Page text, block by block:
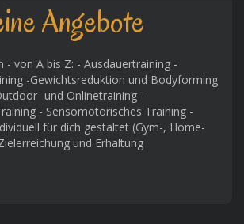
Angebote
- von A bis Z: - Ausdauertraining -
-Gewichtsreduktion und Bodyforming
und Onlinetraining -
- Sensomotorisches Training -
für dich gestaltet (Gym-, Home-
und Erhaltung